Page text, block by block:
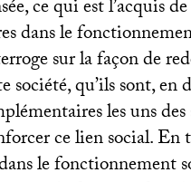
ce qui est l’acquis
dans le
sur la façon de
qu’ils sont, en
les uns
ce lien social. En
le fonctionnement